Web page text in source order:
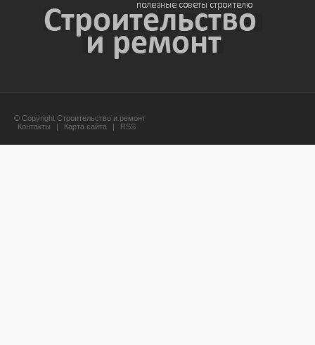
© Copyright Строительство и ремонт
Контакты
| Карта сайта | RSS